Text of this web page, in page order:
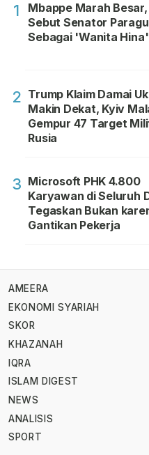
1
Mbappe Marah Besar,
Sebut Senator
Sebagai 'Wanita Hina'
2 Trump Klaim Damai
Makin Dekat, Kyiv
Gempur 47 Target
Rusia
3 Microsoft PHK 4.800
Karyawan di Seluruh
Tegaskan Bukan
Gantikan Pekerja
AMEERA
EKONOMI SYARIAH
SKOR
KHAZANAH
IQRA
ISLAM DIGEST
NEWS
ANALISIS
SPORT